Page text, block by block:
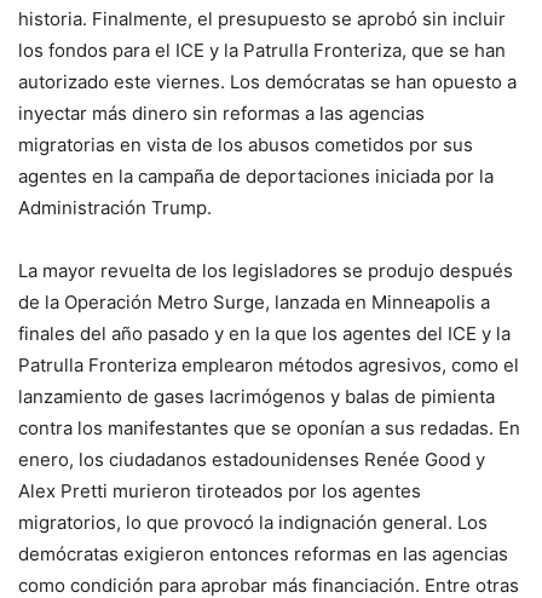
historia. Finalmente, el presupuesto se aprobó sin incluir
los fondos para el ICE y la Patrulla Fronteriza, que se han
autorizado este viernes. Los demócratas se han opuesto a
inyectar más dinero sin reformas a las agencias
migratorias en vista de los abusos cometidos por sus
agentes en la campaña de deportaciones iniciada por la
Administración Trump.
La mayor revuelta de los legisladores se produjo después
de la Operación Metro Surge, lanzada en Minneapolis a
finales del año pasado y en la que los agentes del ICE y la
Patrulla Fronteriza emplearon métodos agresivos, como el
lanzamiento de gases lacrimógenos y balas de pimienta
contra los manifestantes que se oponían a sus redadas. En
enero, los ciudadanos estadounidenses Renée Good y
Alex Pretti murieron tiroteados por los agentes
migratorios, lo que provocó la indignación general. Los
demócratas exigieron entonces reformas en las agencias
como condición para aprobar más financiación. Entre otras